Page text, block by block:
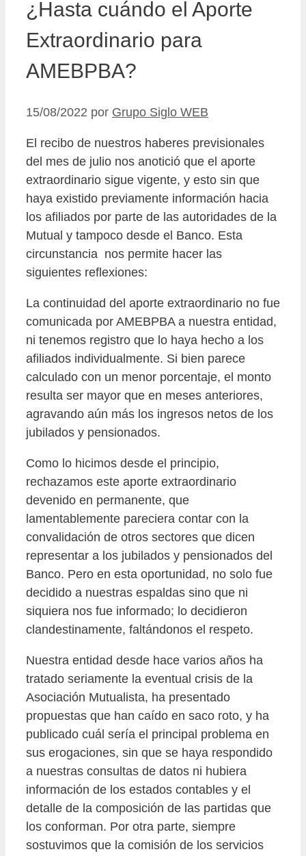
¿Hasta cuándo el Aporte
Extraordinario para
AMEBPBA?
15/08/2022 por Grupo Siglo WEB
El recibo de nuestros haberes previsionales
del mes de julio nos anotició que el aporte
extraordinario sigue vigente, y esto sin que
haya existido previamente información hacia
los afiliados por parte de las autoridades de la
Mutual y tampoco desde el Banco. Esta
circunstancia nos permite hacer las
siguientes reflexiones:
La continuidad del aporte extraordinario no fue
comunicada por AMEBPBA a nuestra entidad,
ni tenemos registro que lo haya hecho a los
afiliados individualmente. Si bien parece
calculado con un menor porcentaje, el monto
resulta ser mayor que en meses anteriores,
agravando aún más los ingresos netos de los
jubilados y pensionados.
Como lo hicimos desde el principio,
rechazamos este aporte extraordinario
devenido en permanente, que
lamentablemente pareciera contar con la
convalidación de otros sectores que dicen
representar a los jubilados y pensionados del
Banco. Pero en esta oportunidad, no solo fue
decidido a nuestras espaldas sino que ni
siquiera nos fue informado; lo decidieron
clandestinamente, faltándonos el respeto.
Nuestra entidad desde hace varios años ha
tratado seriamente la eventual crisis de la
Asociación Mutualista, ha presentado
propuestas que han caído en saco roto, y ha
publicado cuál sería el principal problema en
sus erogaciones, sin que se haya respondido
a nuestras consultas de datos ni hubiera
información de los estados contables y el
detalle de la composición de las partidas que
los conforman. Por otra parte, siempre
sostuvimos que la comisión de los servicios